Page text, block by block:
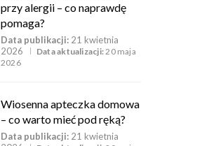
przy alergii – co naprawdę
pomaga?
Data publikacji: 21 kwietnia
2026
Data aktualizacji:20 maja
2026
Wiosenna apteczka domowa
– co warto mieć pod ręką?
Data publikacji: 21 kwietnia